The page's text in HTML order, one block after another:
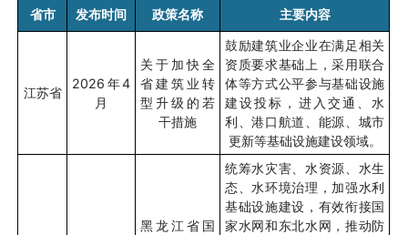
省市 发布时间 政策名称 主要内容
江苏省
2026 年4
月
关于加快全
省建筑业转
型升级的若
干措施
鼓励建筑业企业在满足相关
资质要求基础上，采用联合
体等方式公平参与基础设施
建设投标，进入交通、水
利、港口航道、能源、城市
更新等基础设施建设领域。
黑龙江省国
统筹水灾害、水资源、水生
态、水环境治理，加强水利
基础设施建设，有效衔接国
家水网和东北水网，推动防